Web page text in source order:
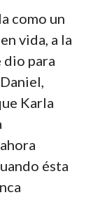
como un
vida, a la
dio para
Karla
ésta